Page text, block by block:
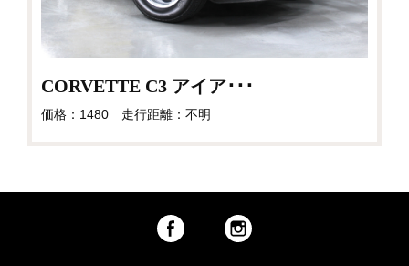
CORVETTE C3 アイア･･･
価格：1480 走行距離：不明